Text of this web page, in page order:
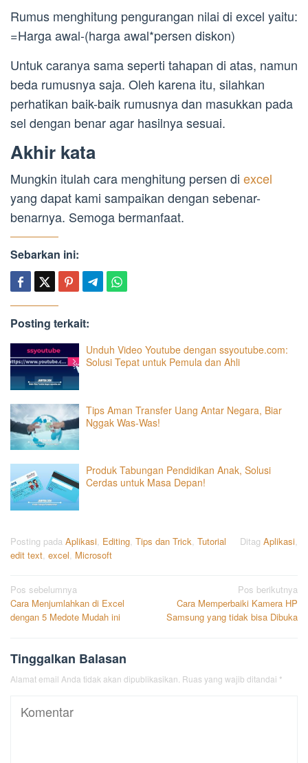
Rumus menghitung pengurangan nilai di excel yaitu:
=Harga awal-(harga awal*persen diskon)
Untuk caranya sama seperti tahapan di atas, namun
beda rumusnya saja. Oleh karena itu, silahkan
perhatikan baik-baik rumusnya dan masukkan pada
sel dengan benar agar hasilnya sesuai.
Akhir kata
Mungkin itulah cara menghitung persen di excel
yang dapat kami sampaikan dengan sebenar-
benarnya. Semoga bermanfaat.
Sebarkan ini:
Posting terkait:
Unduh Video Youtube dengan ssyoutube.com:
Solusi Tepat untuk Pemula dan Ahli
Tips Aman Transfer Uang Antar Negara, Biar
Nggak Was-Was!
Produk Tabungan Pendidikan Anak, Solusi
Cerdas untuk Masa Depan!
Posting pada Aplikasi Editing Tips dan Trick Tutorial Ditag Aplikasi
edit text excel Microsoft
Navigasi
pos
Pos sebelumnya
Cara Menjumlahkan di Excel
dengan 5 Medote Mudah ini
Pos berikutnya
Cara Memperbaiki Kamera HP
Samsung yang tidak bisa Dibuka
Tinggalkan Balasan
Alamat email Anda tidak akan dipublikasikan. Ruas yang wajib ditandai *